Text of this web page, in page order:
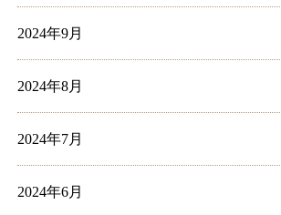
2024年9月
2024年8月
2024年7月
2024年6月